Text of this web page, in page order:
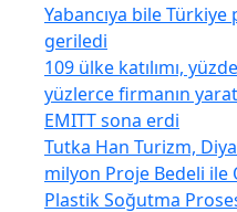
Yabancıya bile Türkiye
geriledi
109 ülke katılımı,
yüzlerce firmanın
EMITT sona erdi
Tutka Han Turizm,
milyon Proje Bedeli ile
Plastik Soğutma